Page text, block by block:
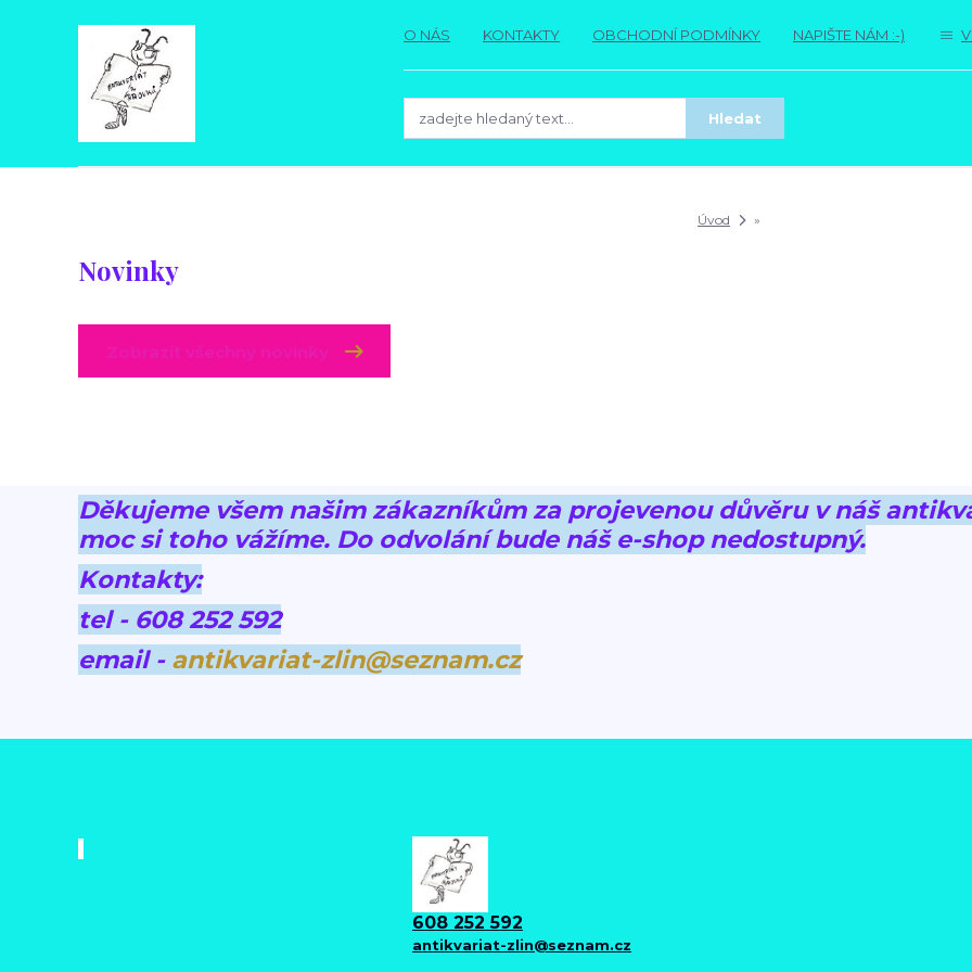
O NÁS KONTAKTY OBCHODNÍ PODMÍNKY NAPIŠTE NÁM :-)
Hledat
Úvod »
Novinky
Děkujeme všem našim zákazníkům za projevenou důvěru v náš
moc si toho vážíme. Do odvolání bude náš e-shop nedostupný.
Kontakty:
tel - 608 252 592
email - antikvariat-zlin@seznam.cz
608 252 592
antikvariat-zlin@seznam.cz